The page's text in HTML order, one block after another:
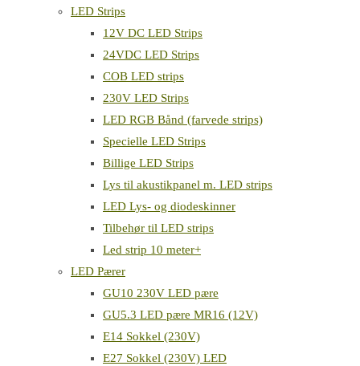
LED Strips
12V DC LED Strips
24VDC LED Strips
COB LED strips
230V LED Strips
LED RGB Bånd (farvede strips)
Specielle LED Strips
Billige LED Strips
Lys til akustikpanel m. LED strips
LED Lys- og diodeskinner
Tilbehør til LED strips
Led strip 10 meter+
LED Pærer
GU10 230V LED pære
GU5.3 LED pære MR16 (12V)
E14 Sokkel (230V)
E27 Sokkel (230V) LED